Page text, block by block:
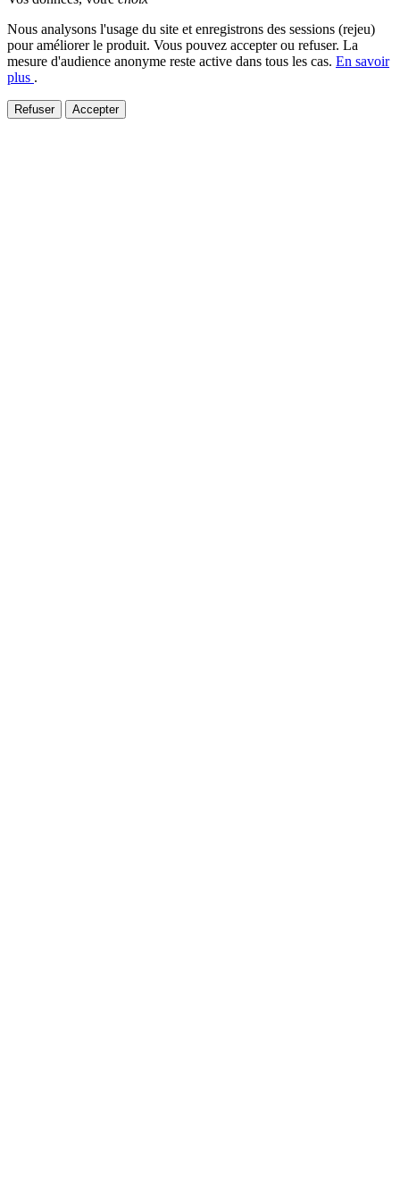
Nous analysons l'usage du site et enregistrons des sessions (rejeu)
pour améliorer le produit. Vous pouvez accepter ou refuser. La
mesure d'audience anonyme reste active dans tous les cas. En savoir
plus .
Refuser Accepter